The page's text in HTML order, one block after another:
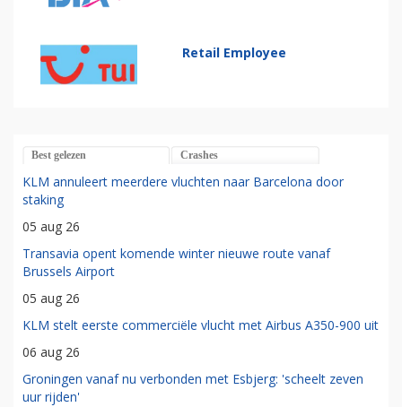
Retail Employee
Best gelezen Crashes
KLM annuleert meerdere vluchten naar Barcelona door
staking
05 aug 26
Transavia opent komende winter nieuwe route vanaf
Brussels Airport
05 aug 26
KLM stelt eerste commerciële vlucht met Airbus A350-900 uit
06 aug 26
Groningen vanaf nu verbonden met Esbjerg: 'scheelt zeven
uur rijden'